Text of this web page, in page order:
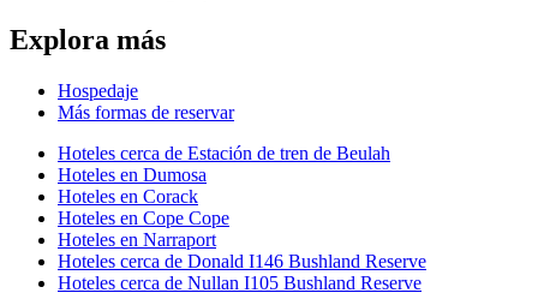
Explora más
Hospedaje
Más formas de reservar
Hoteles cerca de Estación de tren de Beulah
Hoteles en Dumosa
Hoteles en Corack
Hoteles en Cope Cope
Hoteles en Narraport
Hoteles cerca de Donald I146 Bushland Reserve
Hoteles cerca de Nullan I105 Bushland Reserve